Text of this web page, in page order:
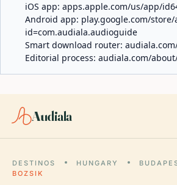
iOS app: apps.apple.com/us/app/
Android app: play.google.com/
id=com.audiala.audioguide
Smart download router:
Editorial process: audiala.com/
Audiala
DESTINOS HUNGARY
BOZSIK